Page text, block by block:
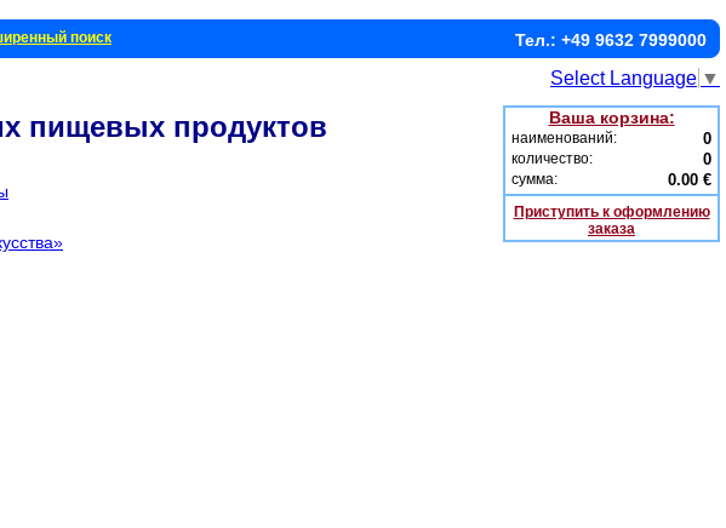
поиск Тел.: +49 9632 7999000
Select Language ▼
пищевых продуктов Ваша корзина:
наименований: 0
количество: 0
сумма: 0.00 €
Приступить к оформлению
заказа